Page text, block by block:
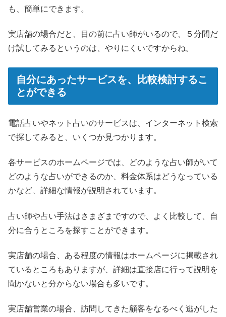
も、簡単にできます。
実店舗の場合だと、目の前に占い師がいるので、５分間だ
け試してみるというのは、やりにくいですからね。
自分にあったサービスを、比較検討するこ
とができる
電話占いやネット占いのサービスは、インターネット検索
で探してみると、いくつか見つかります。
各サービスのホームページでは、どのような占い師がいて
どのような占いができるのか、料金体系はどうなっている
かなど、詳細な情報が説明されています。
占い師や占い手法はさまざまですので、よく比較して、自
分に合うところを探すことができます。
実店舗の場合、ある程度の情報はホームページに掲載され
ているところもありますが、詳細は直接店に行って説明を
聞かないと分からない場合も多いです。
実店舗営業の場合、訪問してきた顧客をなるべく逃がした